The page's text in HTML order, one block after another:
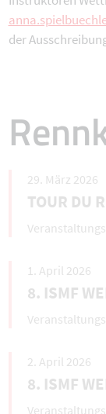
der
29. März 2026
TOUR DU
1. April 2026
8. ISMF
2. April 2026
8. ISMF